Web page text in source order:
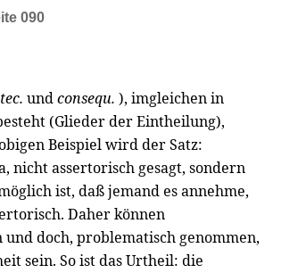
090
undconsequ. ), imgleichen in
(Glieder der Eintheilung),
Beispiel wird der Satz:
nicht assertorisch gesagt, sondern
ist, daß jemand es annehme,
Daher können
doch, problematisch genommen,
sein. So ist das Urtheil: die